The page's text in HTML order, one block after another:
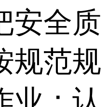
安全质
规范规
业；认